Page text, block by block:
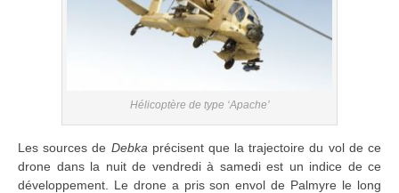
Hélicoptère de type ‘Apache’
Les sources de Debka précisent que la trajectoire du vol de ce
drone dans la nuit de vendredi à samedi est un indice de ce
développement. Le drone a pris son envol de Palmyre le long